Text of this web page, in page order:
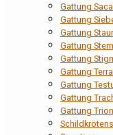
Gattung
Gattung
Gattung
Gattung
Gattung
Gattung
Gattung
Gattung
Gattung